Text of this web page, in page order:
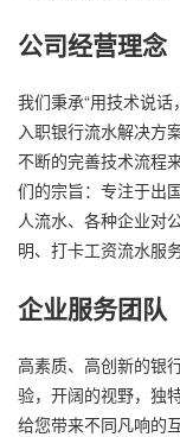
公司经营理念
我们秉承“用技术说
入职银行流水解决方
不断的完善技术流程
们的宗旨：专注于出
人流水、各种企业对
明、打卡工资流水服务
企业服务团队
高素质、高创新的银
验，开阔的视野，独
给您带来不同凡响的